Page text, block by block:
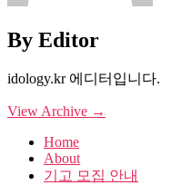
By Editor
idology.kr 에디터입니다.
View Archive →
Home
About
기고 모집 안내